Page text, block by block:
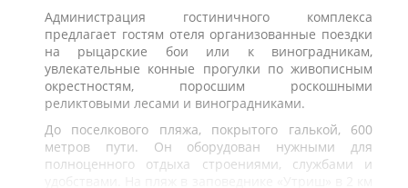
Администрация гостиничного комплекса
предлагает гостям отеля организованные поездки
на рыцарские бои или к виноградникам,
увлекательные конные прогулки по живописным
окрестностям, поросшим роскошными
реликтовыми лесами и виноградниками.
До поселкового пляжа, покрытого галькой, 600
метров пути. Он оборудован нужными для
полноценного отдыха строениями, службами и